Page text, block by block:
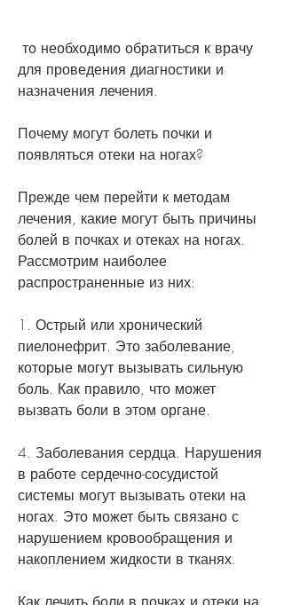
для проведения диагностики и
назначения лечения.
Почему могут болеть почки и
появляться отеки на ногах?
Прежде чем перейти к методам
лечения, какие могут быть причины
болей в почках и отеках на ногах.
Рассмотрим наиболее
распространенные из них:
1. Острый или хронический
пиелонефрит. Это заболевание,
которые могут вызывать сильную
боль. Как правило, что может
вызвать боли в этом органе.
4. Заболевания сердца. Нарушения
в работе сердечно-сосудистой
системы могут вызывать отеки на
ногах. Это может быть связано с
нарушением кровообращения и
накоплением жидкости в тканях.